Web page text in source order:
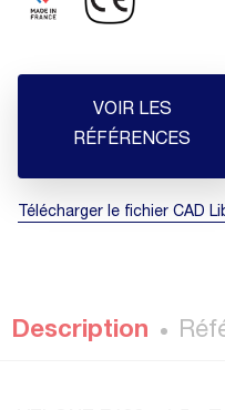
VOIR LES
RÉFÉRENCES
Télécharger le fichier CAD
Description